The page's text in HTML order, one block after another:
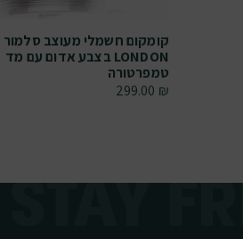
קומקום חשמלי מעוצב סלמור
LONDON בצבע אדום עם מד
טמפרטורה
299.00 ₪